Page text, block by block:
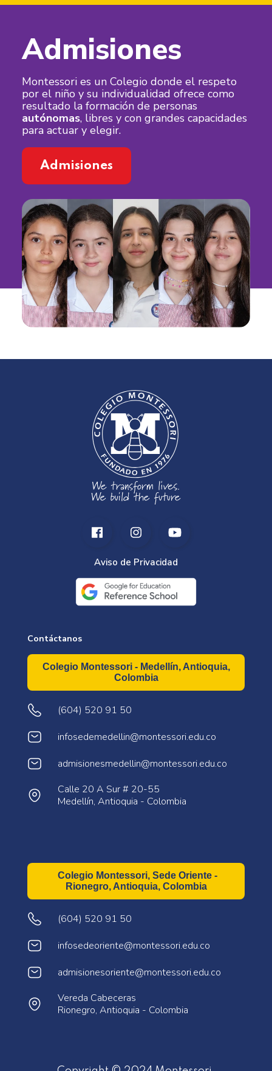
Admisiones
Montessori es un Colegio donde el respeto
por el niño y su individualidad ofrece como
resultado la formación de personas
autónomas, libres y con grandes capacidades
para actuar y elegir.
Admisiones
Aviso de Privacidad
Contáctanos
Colegio Montessori - Medellín, Antioquia,
Colombia
(604) 520 91 50
infosedemedellin@montessori.edu.co
admisionesmedellin@montessori.edu.co
Calle 20 A Sur # 20-55
Medellín, Antioquia - Colombia
Colegio Montessori, Sede Oriente -
Rionegro, Antioquia, Colombia
(604) 520 91 50
infosedeoriente@montessori.edu.co
admisionesoriente@montessori.edu.co
Vereda Cabeceras
Rionegro, Antioquia - Colombia